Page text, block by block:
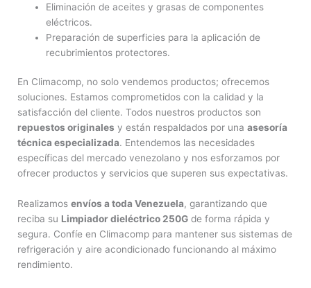
Eliminación de aceites y grasas de componentes
eléctricos.
Preparación de superficies para la aplicación de
recubrimientos protectores.
En Climacomp, no solo vendemos productos; ofrecemos
soluciones. Estamos comprometidos con la calidad y la
satisfacción del cliente. Todos nuestros productos son
repuestos originales y están respaldados por una asesoría
técnica especializada. Entendemos las necesidades
específicas del mercado venezolano y nos esforzamos por
ofrecer productos y servicios que superen sus expectativas.
Realizamos envíos a toda Venezuela, garantizando que
reciba su Limpiador dieléctrico 250G de forma rápida y
segura. Confíe en Climacomp para mantener sus sistemas de
refrigeración y aire acondicionado funcionando al máximo
rendimiento.